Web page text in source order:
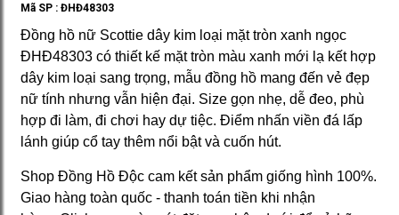
Mã SP : ĐHĐ48303
Đồng hồ nữ Scottie dây kim loại mặt tròn xanh ngọc
ĐHĐ48303 có thiết kế mặt tròn màu xanh mới lạ kết hợp
dây kim loại sang trọng, mẫu đồng hồ mang đến vẻ đẹp
nữ tính nhưng vẫn hiện đại. Size gọn nhẹ, dễ đeo, phù
hợp đi làm, đi chơi hay dự tiệc. Điểm nhấn viền đá lấp
lánh giúp cổ tay thêm nổi bật và cuốn hút.
Shop Đồng Hồ Độc cam kết sản phẩm giống hình 100%.
Giao hàng toàn quốc - thanh toán tiền khi nhận